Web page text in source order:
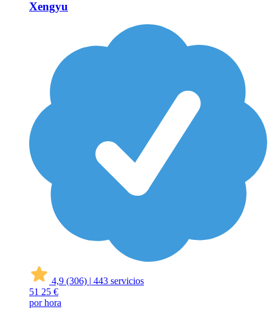
Xengyu
4,9 (306) | 443 servicios
51 25 €
por hora